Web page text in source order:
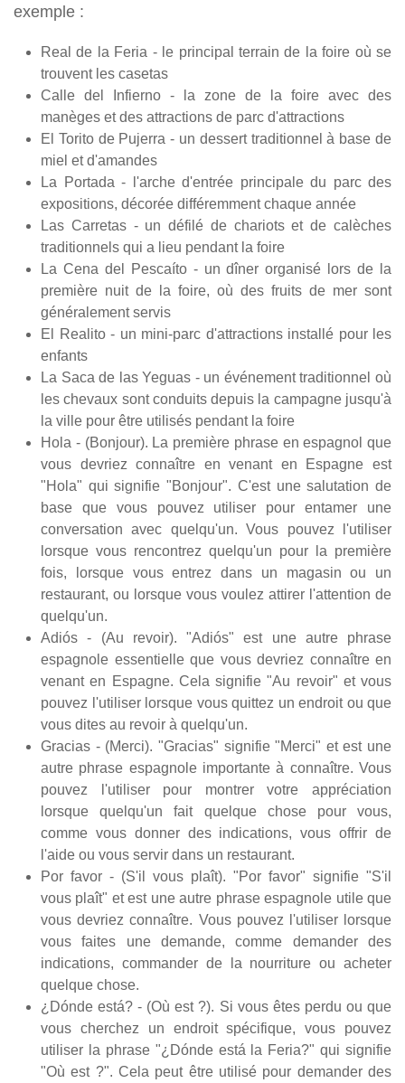
exemple :
Real de la Feria - le principal terrain de la foire où se
trouvent les casetas
Calle del Infierno - la zone de la foire avec des
manèges et des attractions de parc d'attractions
El Torito de Pujerra - un dessert traditionnel à base de
miel et d'amandes
La Portada - l'arche d'entrée principale du parc des
expositions, décorée différemment chaque année
Las Carretas - un défilé de chariots et de calèches
traditionnels qui a lieu pendant la foire
La Cena del Pescaíto - un dîner organisé lors de la
première nuit de la foire, où des fruits de mer sont
généralement servis
El Realito - un mini-parc d'attractions installé pour les
enfants
La Saca de las Yeguas - un événement traditionnel où
les chevaux sont conduits depuis la campagne jusqu'à
la ville pour être utilisés pendant la foire
Hola - (Bonjour). La première phrase en espagnol que
vous devriez connaître en venant en Espagne est
"Hola" qui signifie "Bonjour". C'est une salutation de
base que vous pouvez utiliser pour entamer une
conversation avec quelqu'un. Vous pouvez l'utiliser
lorsque vous rencontrez quelqu'un pour la première
fois, lorsque vous entrez dans un magasin ou un
restaurant, ou lorsque vous voulez attirer l'attention de
quelqu'un.
Adiós - (Au revoir). "Adiós" est une autre phrase
espagnole essentielle que vous devriez connaître en
venant en Espagne. Cela signifie "Au revoir" et vous
pouvez l'utiliser lorsque vous quittez un endroit ou que
vous dites au revoir à quelqu'un.
Gracias - (Merci). "Gracias" signifie "Merci" et est une
autre phrase espagnole importante à connaître. Vous
pouvez l'utiliser pour montrer votre appréciation
lorsque quelqu'un fait quelque chose pour vous,
comme vous donner des indications, vous offrir de
l'aide ou vous servir dans un restaurant.
Por favor - (S'il vous plaît). "Por favor" signifie "S'il
vous plaît" et est une autre phrase espagnole utile que
vous devriez connaître. Vous pouvez l'utiliser lorsque
vous faites une demande, comme demander des
indications, commander de la nourriture ou acheter
quelque chose.
¿Dónde está? - (Où est ?). Si vous êtes perdu ou que
vous cherchez un endroit spécifique, vous pouvez
utiliser la phrase "¿Dónde está la Feria?" qui signifie
"Où est ?". Cela peut être utilisé pour demander des